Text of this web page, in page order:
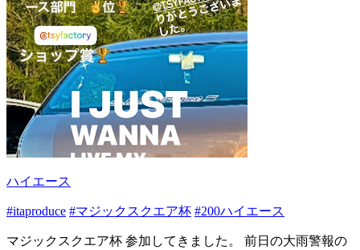
ハイエース
#itaproduce #マジックスクエア杯 #200ハイエース
マジックスクエア杯 参加してきました。 前日の大雨警報の